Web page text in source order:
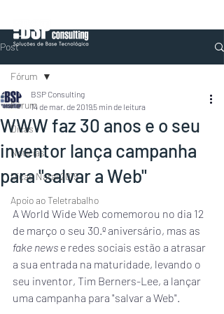
Post
Fórum
Dicas
Notícias
Dicas Natal 2019
Apoio ao Teletrabalho
Fórum
WWW faz 30 anos e o seu
inventor lança campanha
para "salvar a Web"
BSP Consulting
14 de mar. de 20195 min de leitura
A World Wide Web comemorou no dia 12
de março o seu 30.º aniversário, mas as
fake news e redes sociais estão a atrasar
a sua entrada na maturidade, levando o
seu inventor, Tim Berners-Lee, a lançar
uma campanha para "salvar a Web".